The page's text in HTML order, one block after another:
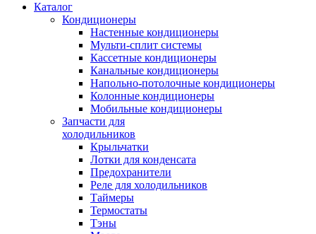
Каталог
Кондиционеры
Настенные кондиционеры
Мульти-сплит системы
Кассетные кондиционеры
Канальные кондиционеры
Напольно-потолочные кондиционеры
Колонные кондиционеры
Мобильные кондиционеры
Запчасти для
холодильников
Крыльчатки
Лотки для конденсата
Предохранители
Реле для холодильников
Таймеры
Термостаты
Тэны